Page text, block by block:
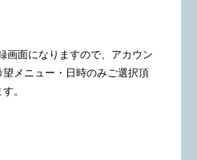
画面になりますので、アカウン
望メニュー・日時のみご選択頂
。